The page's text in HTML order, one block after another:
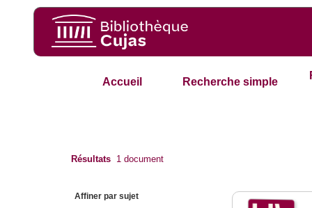
Accueil Recherche simple
Résultats 1 document
Affiner par sujet